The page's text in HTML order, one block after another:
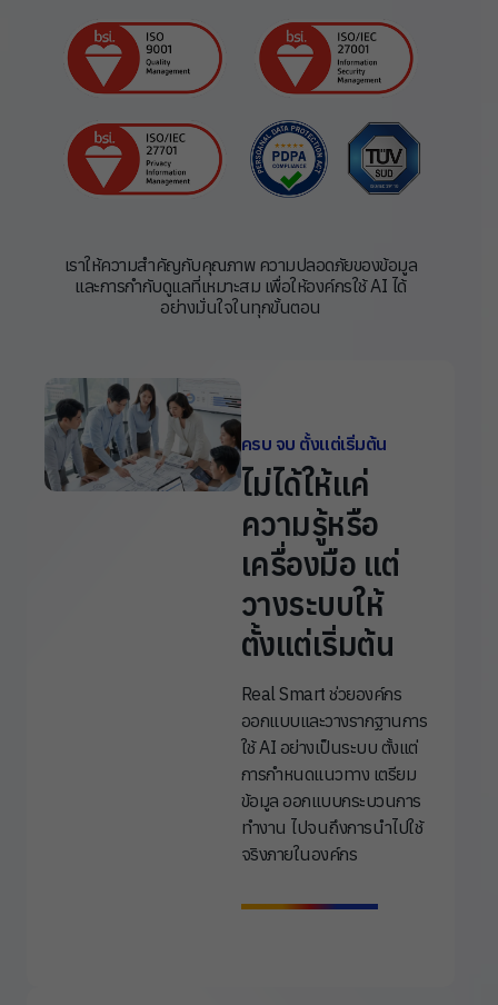
เราให้ความสำคัญกับคุณภาพ ความปลอดภัยของข้อมูล
และการกำกับดูแลที่เหมาะสม เพื่อให้องค์กรใช้ AI ได้
อย่างมั่นใจในทุกขั้นตอน
ครบ จบ ตั้งแต่เริ่มต้น
ไม่ได้ให้แค่
ความรู้หรือ
เครื่องมือ แต่
วางระบบให้
ตั้งแต่เริ่มต้น
Real Smart ช่วยองค์กร
ออกแบบและวางรากฐานการ
ใช้ AI อย่างเป็นระบบ ตั้งแต่
การกำหนดแนวทาง เตรียม
ข้อมูล ออกแบบกระบวนการ
ทำงาน ไปจนถึงการนำไปใช้
จริงภายในองค์กร